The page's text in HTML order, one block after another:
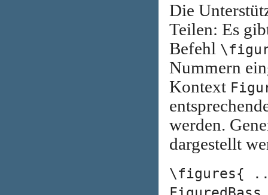
Die
Teilen: Es
Befehl
Nummern
Kontext
werden.
dargestellt
\figures{